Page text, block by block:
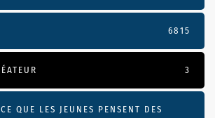
6815
3
QUE LES JEUNES PENSENT DES